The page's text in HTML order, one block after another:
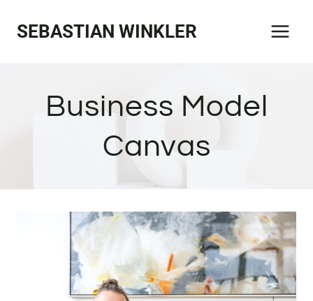
InhaltSEBASTIAN WINKLER
Business Model
Canvas